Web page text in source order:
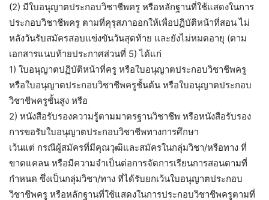
(2) มีใบอนุญาตประกอบวิชาชีพครู หรือหลักฐานที่ใช้แสดงในการ
ประกอบวิชาชีพครู ตามที่คุรุสภาออกให้เพื่อปฏิบัติหน้าที่สอน ไม่
หลังวันรับสมัครสอบแข่งขันวันสุดท้าย และยังไม่หมดอายุ (ตาม
เอกสารแนบท้ายประกาศส่วนที่ 5) ได้แก่
1) ใบอนุญาตปฏิบัติหน้าที่ครู หรือใบอนุญาตประกอบวิชาชีพครู
หรือใบอนุญาตประกอบวิชาชีพครูชั้นต้น หรือใบอนุญาตประกอบ
วิชาชีพครูชั้นสูง หรือ
2) หนังสือรับรองความรู้ตามมาตรฐานวิชาชีพ หรือหนังสือรับรอง
การขอรับใบอนุญาตประกอบวิชาชีพทางการศึกษา
เว้นแต่ กรณีผู้สมัครที่มีคุณวุฒิและสมัครในกลุ่มวิชา/หรือทาง ที่
ขาดแคลน หรือมีความจำเป็นต่อการจัดการเรียนการสอนตามที่
กำหนด ซึ่งเป็นกลุ่มวิชา/ทาง ที่ได้รับยกเว้นใบอนุญาตประกอบ
วิชาชีพครู หรือหลักฐานที่ใช้แสดงในการประกอบวิชาชีพครูตามที่